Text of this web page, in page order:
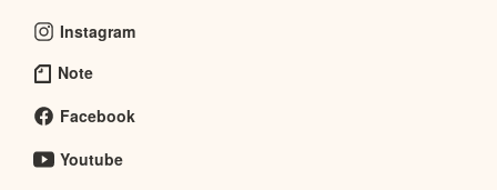
Instagram
Note
Facebook
Youtube